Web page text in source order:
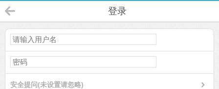
登录
安全提问(未设置请忽略)